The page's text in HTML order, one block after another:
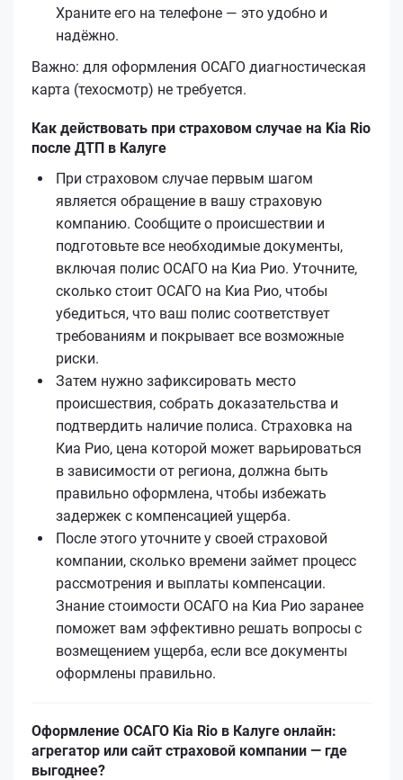
Храните его на телефоне — это удобно и
надёжно.
Важно: для оформления ОСАГО диагностическая
карта (техосмотр) не требуется.
Как действовать при страховом случае на Kia Rio
после ДТП в Калуге
При страховом случае первым шагом
является обращение в вашу страховую
компанию. Сообщите о происшествии и
подготовьте все необходимые документы,
включая полис ОСАГО на Киа Рио. Уточните,
сколько стоит ОСАГО на Киа Рио, чтобы
убедиться, что ваш полис соответствует
требованиям и покрывает все возможные
риски.
Затем нужно зафиксировать место
происшествия, собрать доказательства и
подтвердить наличие полиса. Страховка на
Киа Рио, цена которой может варьироваться
в зависимости от региона, должна быть
правильно оформлена, чтобы избежать
задержек с компенсацией ущерба.
После этого уточните у своей страховой
компании, сколько времени займет процесс
рассмотрения и выплаты компенсации.
Знание стоимости ОСАГО на Киа Рио заранее
поможет вам эффективно решать вопросы с
возмещением ущерба, если все документы
оформлены правильно.
Оформление ОСАГО Kia Rio в Калуге онлайн:
агрегатор или сайт страховой компании — где
выгоднее?